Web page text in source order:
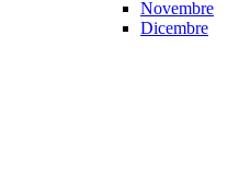
Novembre
Dicembre